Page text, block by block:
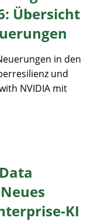
Übersicht
in den
und
NVIDIA mit
KI